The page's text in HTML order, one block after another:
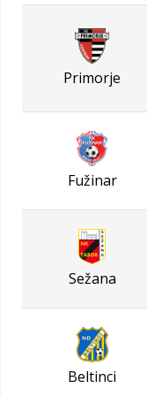
Primorje
Fužinar
Sežana
Beltinci